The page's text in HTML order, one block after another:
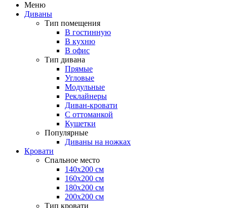
Меню
Диваны
Тип помещения
В гостинную
В кухню
В офис
Тип дивана
Прямые
Угловые
Модульные
Реклайнеры
Диван-кровати
С оттоманкой
Кушетки
Популярные
Диваны на ножках
Кровати
Спальное место
140х200 см
160х200 см
180х200 см
200х200 см
Тип кровати